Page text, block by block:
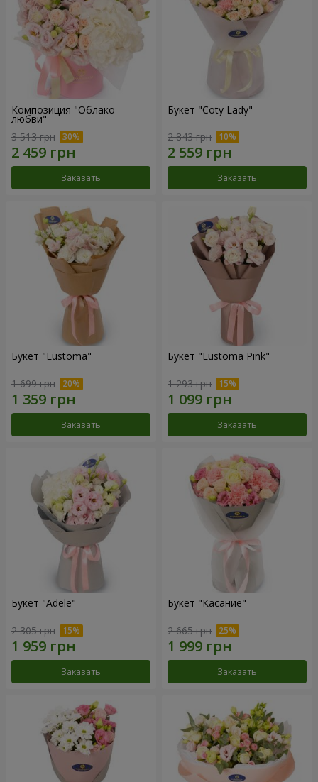
Композиция "Облако
любви"
3 513 грн
Заказать
Букет "Coty Lady"
2 843 грн
Заказать
Букет "Eustoma"
1 699 грн
Заказать
Букет "Eustoma Pink"
1 293 грн
Заказать
Букет "Adele"
2 305 грн
Заказать
Букет "Касание"
2 665 грн
Заказать